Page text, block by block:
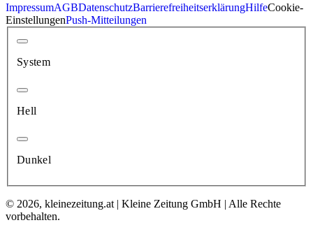
ImpressumAGBDatenschutzBarrierefreiheitserklärungHilfeCookie-
EinstellungenPush-Mitteilungen
System
Hell
Dunkel
© 2026, kleinezeitung.at | Kleine Zeitung GmbH | Alle Rechte
vorbehalten.